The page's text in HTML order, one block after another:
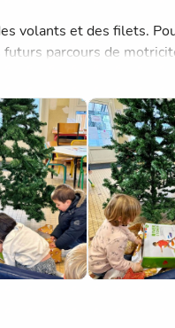
volants et des filets.
parcours de
Un grand merci !